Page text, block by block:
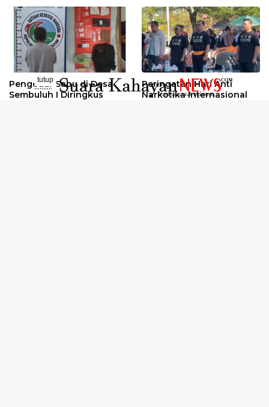
Pengedar Sabu di Desa
Sembuluh I Diringkus
Peringatan Hari Anti
Narkotika Internasional
tutup
..........